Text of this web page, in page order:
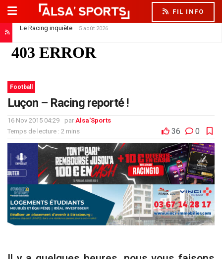
FIL INFO
Le Racing inquiète 5 août 2026
Football
Luçon – Racing reporté !
16 Nov 2015 04:29 par Alsa'Sports
Temps de lecture : 2 mins
36 0